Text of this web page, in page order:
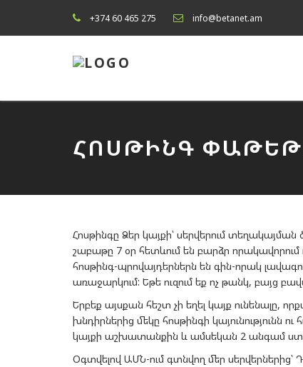
+374 60 465 275 info@betanet.am
ՀՈՍԹԻՆԳ
Հոսթինգը Ձեր կայքի՝ սերվերում տեղակայման
շաբաթը 7 օր հետևում են բարձր որակավորում
հոսթինգ-պրովայդերներն են գին-որակ
առաջարկում: Եթե ուզում եք ոչ թանկ, բայց
Երբեք այսքան հեշտ չի եղել կայք ունենալը,
խնդիրներից մեկը հոսթինգի կայունությունն
կայքի աշխատանքին և ամսեկան 2 անգամ
Օգտվելով ԱՄՆ-ում գտնվող մեր